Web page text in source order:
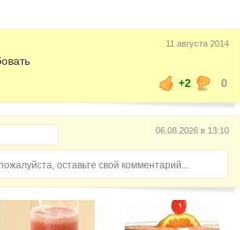
11 августа 2014
+2
0
06.08.2026 в 13:10
оставьте свой комментарий...